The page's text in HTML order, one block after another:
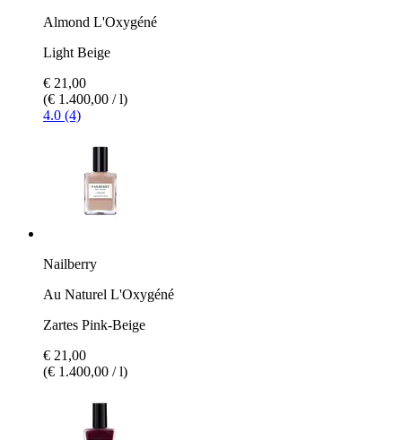
Almond L'Oxygéné
Light Beige
€ 21,00
(€ 1.400,00 / l)
4.0 (4)
Nailberry
Au Naturel L'Oxygéné
Zartes Pink-Beige
€ 21,00
(€ 1.400,00 / l)